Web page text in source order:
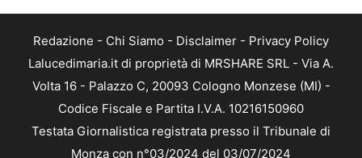
Redazione - Chi Siamo - Disclaimer - Privacy Policy
Lalucedimaria.it di proprietà di MRSHARE SRL - Via A.
Volta 16 - Palazzo C, 20093 Cologno Monzese (MI) -
Codice Fiscale e Partita I.V.A. 10216150960
Testata Giornalistica registrata presso il Tribunale di
Monza con n°03/2024 del 03/07/2024